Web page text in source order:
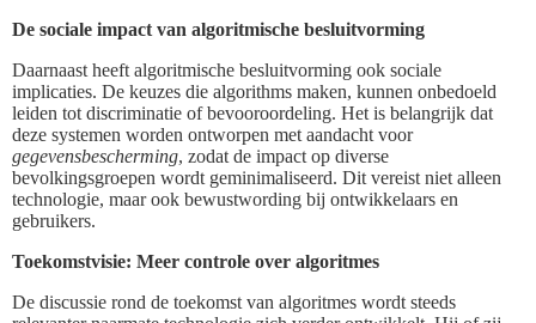
De sociale impact van algoritmische besluitvorming
Daarnaast heeft algoritmische besluitvorming ook sociale
implicaties. De keuzes die algorithms maken, kunnen onbedoeld
leiden tot discriminatie of bevooroordeling. Het is belangrijk dat
deze systemen worden ontworpen met aandacht voor
gegevensbescherming, zodat de impact op diverse
bevolkingsgroepen wordt geminimaliseerd. Dit vereist niet alleen
technologie, maar ook bewustwording bij ontwikkelaars en
gebruikers.
Toekomstvisie: Meer controle over algoritmes
De discussie rond de toekomst van algoritmes wordt steeds